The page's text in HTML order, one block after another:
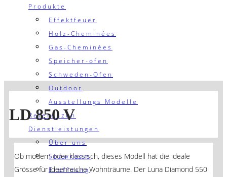
Produkte
Effektfeuer
Holz-Cheminées
Gas-Cheminées
Speicher-ofen
Schweden-Ofen
Outdoor
Ausstellungs Modelle
Referenzen
Dienstleistungen
Über uns
Showroom
Eröffnung
LD 850 V
Ob modern oder klassisch, dieses Modell hat die ideale
Grösse für ideenreiche Wohnträume. Der Luna Diamond 550